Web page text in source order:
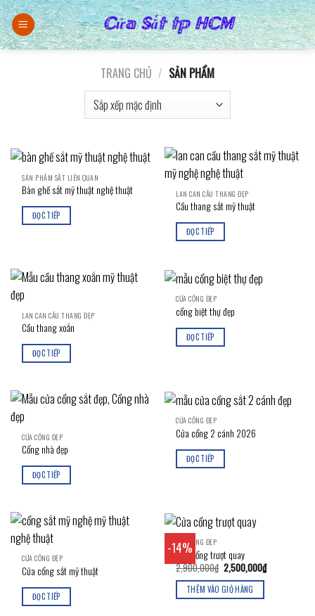
Skip
to
content
TRANG CHỦ / SẢN PHẨM
SẢN PHẨM SẮT LIÊN QUAN
Bàn ghế sắt mỹ thuật nghệ thuật
ĐỌC TIẾP
LAN CAN CẦU THANG ĐẸP
Cầu thang sắt mỹ thuật
ĐỌC TIẾP
LAN CAN CẦU THANG ĐẸP
Cầu thang xoắn
ĐỌC TIẾP
CỬA CỔNG ĐẸP
cổng biệt thự đẹp
ĐỌC TIẾP
CỬA CỔNG ĐẸP
Cổng nhà đẹp
ĐỌC TIẾP
CỬA CỔNG ĐẸP
Cửa cổng 2 cánh 2026
ĐỌC TIẾP
CỬA CỔNG ĐẸP
Cửa cổng sắt mỹ thuật
ĐỌC TIẾP
-14%
CỬA CỔNG ĐẸP
Cửa cổng trượt quay
2,900,000₫ Giá
gốc
là:
2,900,000₫.
2,500,000₫Giá
hiện
THÊM VÀO GIỎ HÀNG